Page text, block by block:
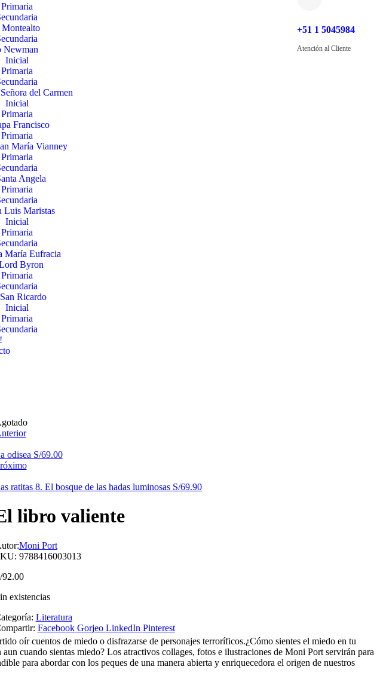
Primaria
Newman
Inicial
Primaria
del Carmen
Inicial
Primaria
Francisco
Primaria
María Vianney
Primaria
Angela
Primaria
Luis Maristas
Inicial
Primaria
María Eufracia
Byron
Primaria
Ricardo
Inicial
Primaria
+51 1 5045984
Atención al Cliente
odisea S/69.00
ratitas 8. El bosque de las hadas luminosas S/69.90
libro valiente
Moni Port
9788416003013
92.00
existencias
Literatura
Facebook Gorjeo LinkedIn Pinterest
oír cuentos de miedo o disfrazarse de personajes terroríficos.¿Cómo sientes el miedo en tu
cuando sientas miedo? Los atractivos collages, fotos e ilustraciones de Moni Port servirán para
para abordar con los peques de una manera abierta y enriquecedora el origen de nuestros